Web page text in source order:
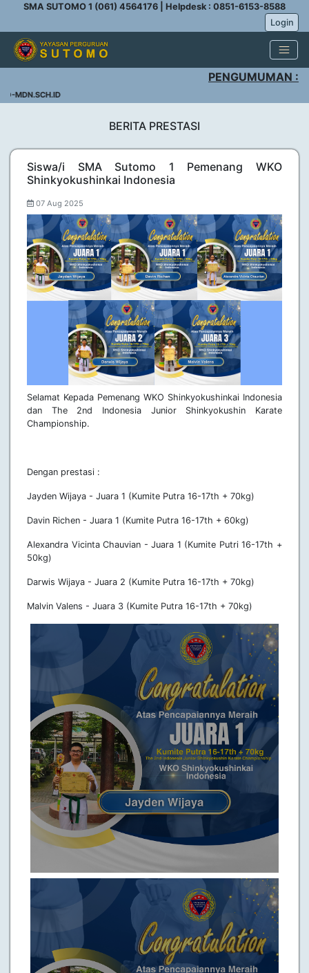
SMA SUTOMO 1 (061) 4564176 | Helpdesk : 0851-6153-8588
Login
PENGUMUMAN :
BERITA PRESTASI
Siswa/i SMA Sutomo 1 Pemenang WKO
Shinkyokushinkai Indonesia
07 Aug 2025
Selamat Kepada Pemenang WKO Shinkyokushinkai Indonesia
dan The 2nd Indonesia Junior Shinkyokushin Karate
Championship.
Dengan prestasi :
Jayden Wijaya - Juara 1 (Kumite Putra 16-17th + 70kg)
Davin Richen - Juara 1 (Kumite Putra 16-17th + 60kg)
Alexandra Vicinta Chauvian - Juara 1 (Kumite Putri 16-17th +
50kg)
Darwis Wijaya - Juara 2 (Kumite Putra 16-17th + 70kg)
Malvin Valens - Juara 3 (Kumite Putra 16-17th + 70kg)